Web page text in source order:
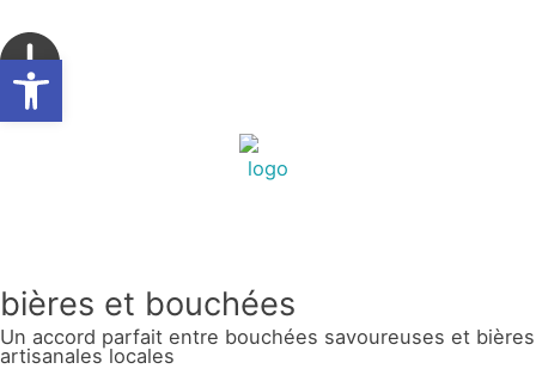
au
contenu
bières et bouchées
Un accord parfait entre bouchées savoureuses et bières
artisanales locales
Ouvrir la barre d’outils